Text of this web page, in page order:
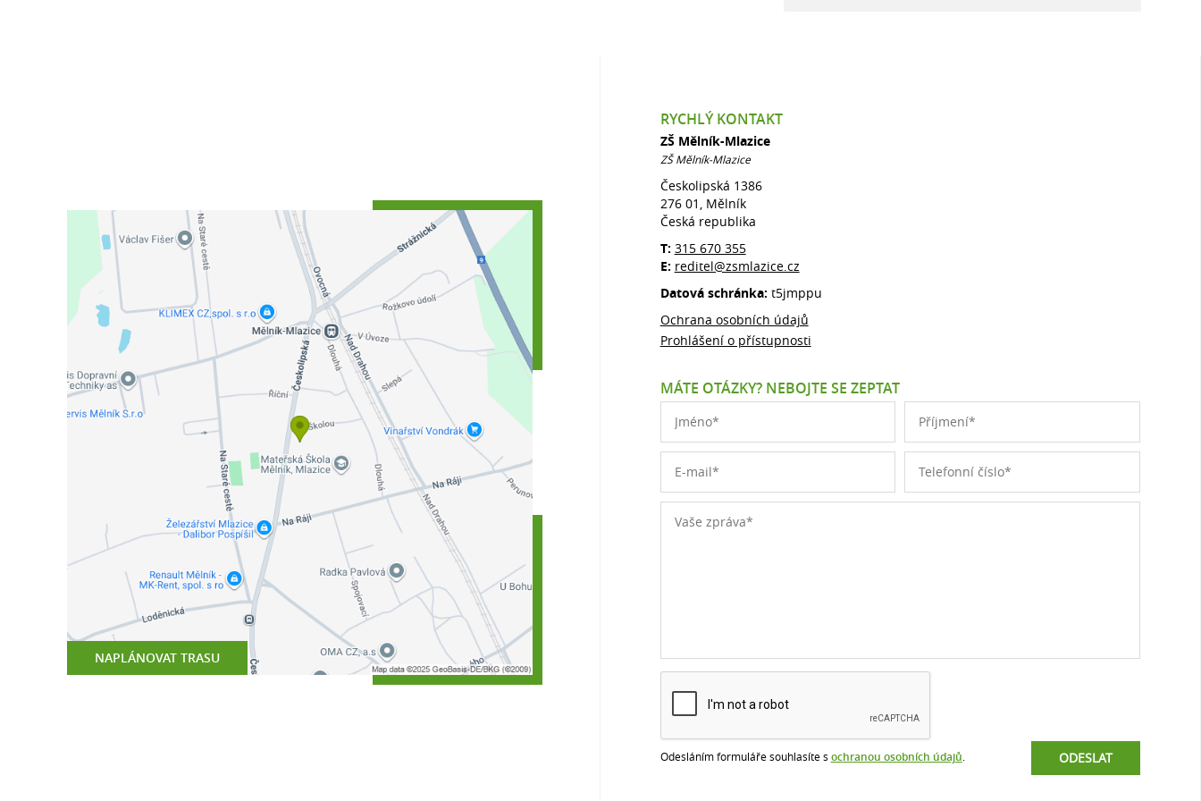
NAPLÁNOVAT TRASU
RYCHLÝ KONTAKT
ZŠ Mělník-Mlazice
ZŠ Mělník-Mlazice
Českolipská 1386
276 01, Mělník
Česká republika
T: 315 670 355
E: reditel@zsmlazice.cz
Datová schránka: t5jmppu
Ochrana osobních údajů
Prohlášení o přístupnosti
MÁTE OTÁZKY? NEBOJTE SE ZEPTAT
Odesláním formuláře souhlasíte s ochranou osobních údajů